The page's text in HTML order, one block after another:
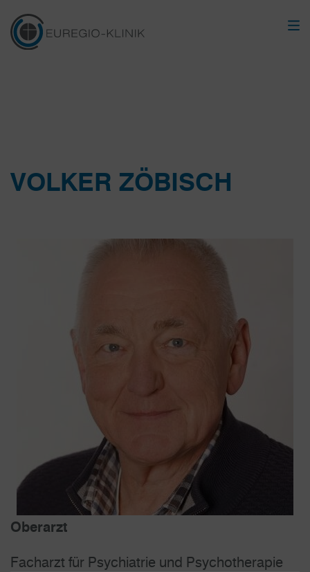
VOLKER ZÖBISCH
Oberarzt
Facharzt für Psychiatrie und Psychotherapie